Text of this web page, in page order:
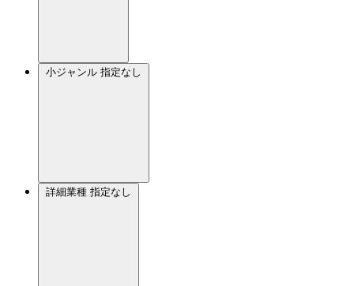
小ジャンル 指定なし
詳細業種 指定なし